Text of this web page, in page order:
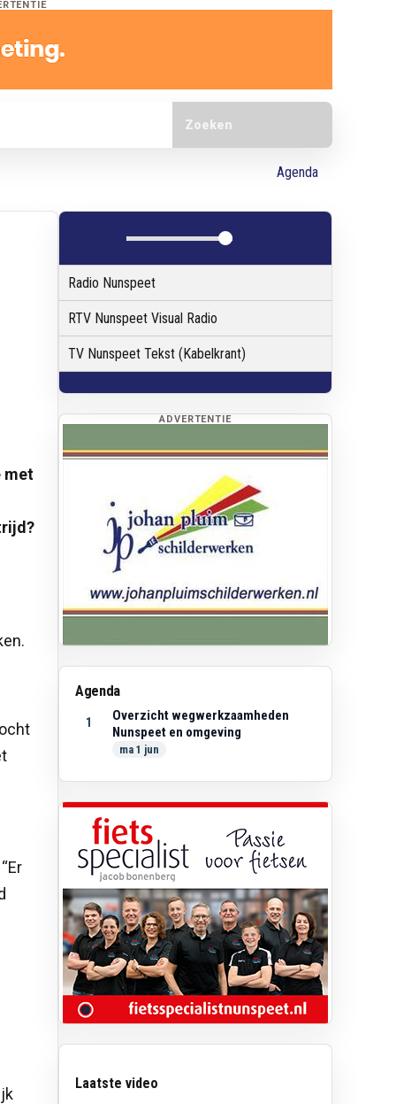
Agenda
met
Radio Nunspeet
RTV Nunspeet Visual Radio
TV Nunspeet Tekst (Kabelkrant)
ADVERTENTIE
Agenda
1
Overzicht wegwerkzaamheden
Nunspeet en omgeving
ma 1 jun
Laatste video